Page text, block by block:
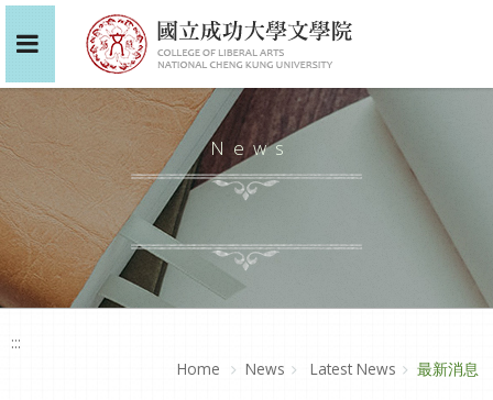
News
:::
Home
News Latest News 最新消息